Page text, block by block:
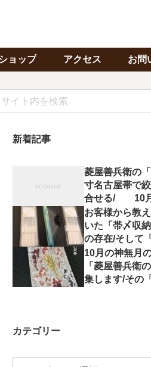
ョップ アクセス お問
新着記事
菱屋善兵衛の
寸名古屋帯で
合せる/ 10月
の会にて菱屋
を特集！
お客様から教
いた「帯〆収納
の存在/そして
夕べ」へのお
10月の神無月
「菱屋善兵衛
集します/その
カテゴリー